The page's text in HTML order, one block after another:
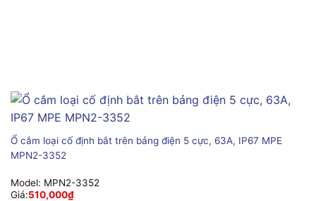
Ổ cắm loại cố định bắt trên bảng điện 5 cực, 63A, IP67 MPE
MPN2-3352
Model: MPN2-3352
Giá:510,000₫